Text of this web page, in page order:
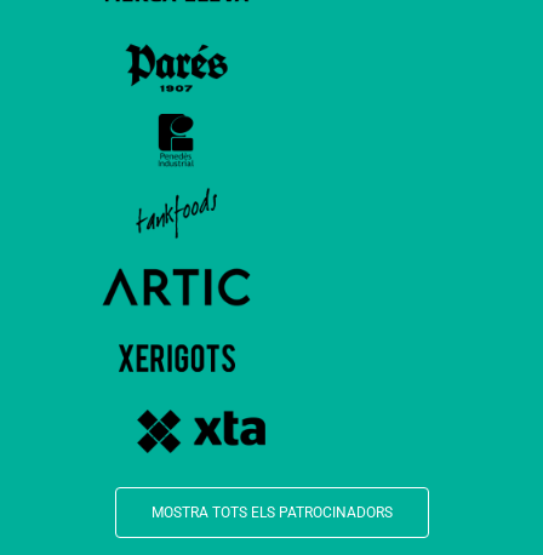
MOSTRA TOTS ELS PATROCINADORS